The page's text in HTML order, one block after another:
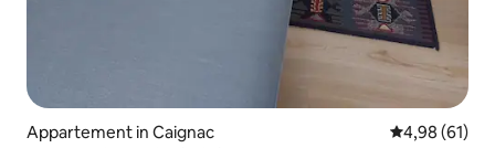
Appartement in Caignac Gemiddelde
4,98 (61)